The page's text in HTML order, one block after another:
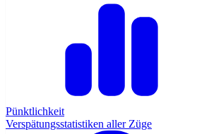
Pünktlichkeit
Verspätungsstatistiken aller Züge